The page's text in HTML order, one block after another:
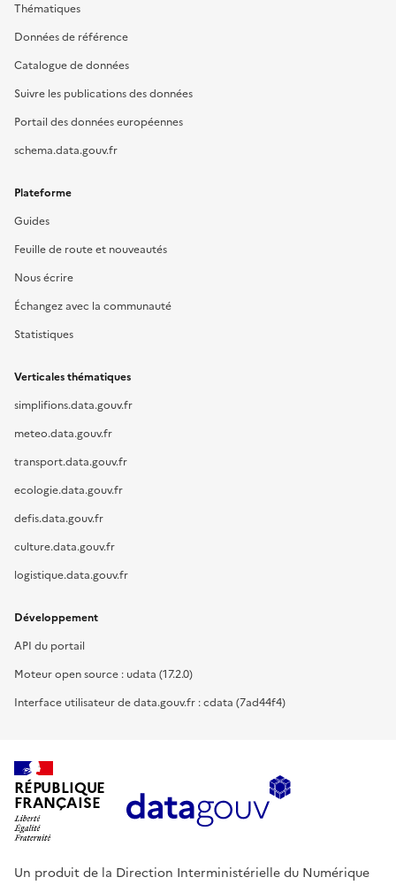
Thématiques
Données de référence
Catalogue de données
Suivre les publications des données
Portail des données européennes
schema.data.gouv.fr
Plateforme
Guides
Feuille de route et nouveautés
Nous écrire
Échangez avec la communauté
Statistiques
Verticales thématiques
simplifions.data.gouv.fr
meteo.data.gouv.fr
transport.data.gouv.fr
ecologie.data.gouv.fr
defis.data.gouv.fr
culture.data.gouv.fr
logistique.data.gouv.fr
Développement
API du portail
Moteur open source : udata (17.2.0)
Interface utilisateur de data.gouv.fr : cdata (7ad44f4)
RÉPUBLIQUE
FRANÇAISE
Un produit de la Direction Interministérielle du Numérique